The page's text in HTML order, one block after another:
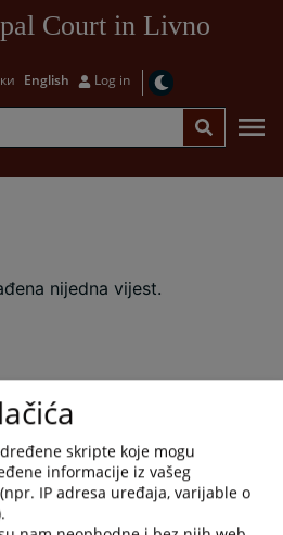
Court in Livno
English Log in
nijedna vijest.
skripte koje mogu
informacije iz vašeg
IP adresa uređaja, varijable o